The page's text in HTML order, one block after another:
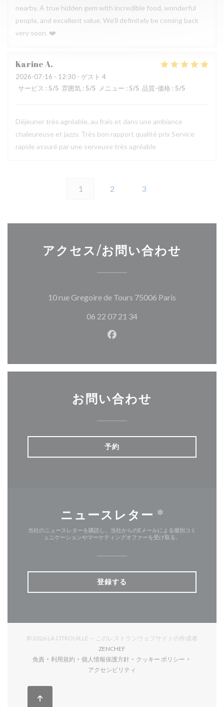
nearby. A true hidden gem with incredible food, wonderful
people, and excellent value. We’ll definitely be coming back
very soon. ❤️
KarineA
2026-07-16 - 12:30 - ゲスト 4
サービス : 5/5 雰囲気 : 5/5 メニュー : 5/5 品質-価格 : 5/5
Déjeuner très agréable, au frais et dans une ambiance
chaleureuse et jazzy. Très bon rapport qualité prix Service
rapide assuré par une serveuse très agréable
1 2 3
アクセス/お問い合わせ
10 rue Gregoire de Tours 75006 Paris
06 22 07 21 34
Facebook ((新しいウィン
お問い合わせ
予約
ニュースレター *
当社のニュースレターを購読し、当社からのEメールによる個別コミ
ュニケーションやマーケティングオファーを受け取る。
登録する
© 2026 LA CITROUILLE — このレストランウェブサイトの作成者
ZENCHEF
免責
((新しいウィンドウで開きます))
利用規約
((新しいウィンドウで開きます))
個人情報保護方針
((新しいウィンドウで開きます))
クッキー ポリシー
((新しいウィンドウで
アクセシビリティ
((新しいウィンドウで開きます))